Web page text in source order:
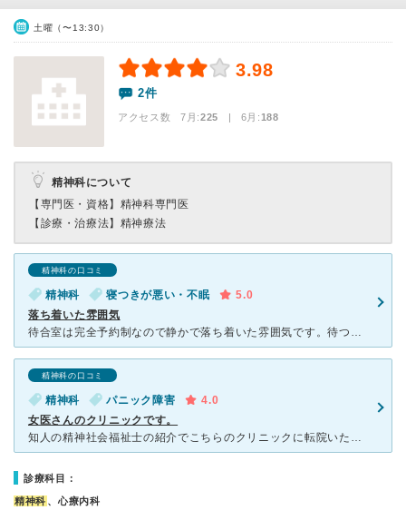
土曜（〜13:30）
3.98
2件
アクセス数 7月:225 | 6月:188
精神科について
【専門医・資格】 精神科専門医
【診療・治療法】 精神療法
精神科の口コミ
精神科 寝つきが悪い・不眠
5.0
落ち着いた雰囲気
待合室は完全予約制なので静かで落ち着いた雰囲気です。待つ事はほとんどありませんでした。さかい先生がとても話し好きな先生で診察と言うより先生とおしゃべりしに行く感じでとても楽しいです。先生は良い意味で先
精神科の口コミ
精神科 パニック障害
4.0
女医さんのクリニックです。
知人の精神社会福祉士の紹介でこちらのクリニックに転院いたしました。 女医さんのみのクリニックで、静かな落ち着いたクリニックです。女性専用というわけではないと思いますが、わたしがいつも行く時は待合室に
診療科目：
精神科 、心療内科